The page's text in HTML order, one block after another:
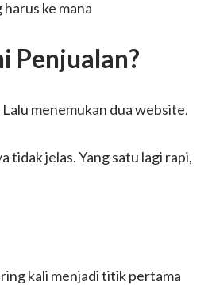
ke mana
Penjualan?
menemukan dua website.
tidak jelas. Yang satu lagi rapi,
kali menjadi titik pertama